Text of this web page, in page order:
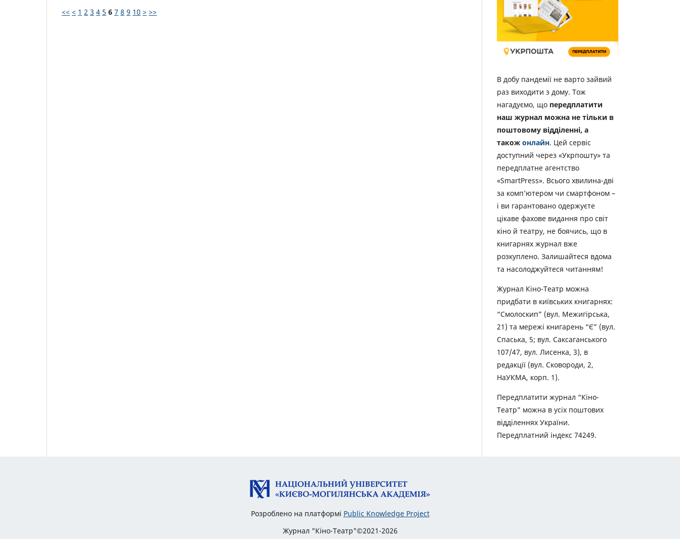
<< < 1 2 3 4 5 6 7 8 9 10 > >>
В добу пандемії не варто зайвий
раз виходити з дому. Тож
нагадуємо, що передплатити
наш журнал можна не тільки в
поштовому відділенні, а
також онлайн. Цей сервіс
доступний через «Укрпошту» та
передплатне агентство
«SmartPress». Всього хвилина-дві
за комп’ютером чи смартфоном –
і ви гарантовано одержуєте
цікаве фахове видання про світ
кіно й театру, не боячись, що в
книгарнях журнал вже
розкуплено. Залишайтеся вдома
та насолоджуйтеся читанням!
Журнал Кіно-Театр можна
придбати в київських книгарнях:
“Смолоскип” (вул. Межигірська,
21) та мережі книгарень “Є” (вул.
Спаська, 5; вул. Саксаганського
107/47, вул. Лисенка, 3), в
редакції (вул. Сковороди, 2,
НаУКМА, корп. 1).
Передплатити журнал “Кіно-
Театр” можна в усіх поштових
відділеннях України.
Передплатний індекс 74249.
Розроблено на платформі Public Knowledge Project
Журнал "Кіно-Театр"©2021-2026